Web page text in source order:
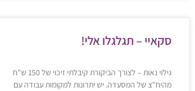
סקאיי – תגלגלו אלי!
גילוי נאות – לצורך הביקורת קיבלתי זיכוי של 150 ש"ח
מהיח"צ של המסעדה. יש יתרונות למקומות עבודה עם